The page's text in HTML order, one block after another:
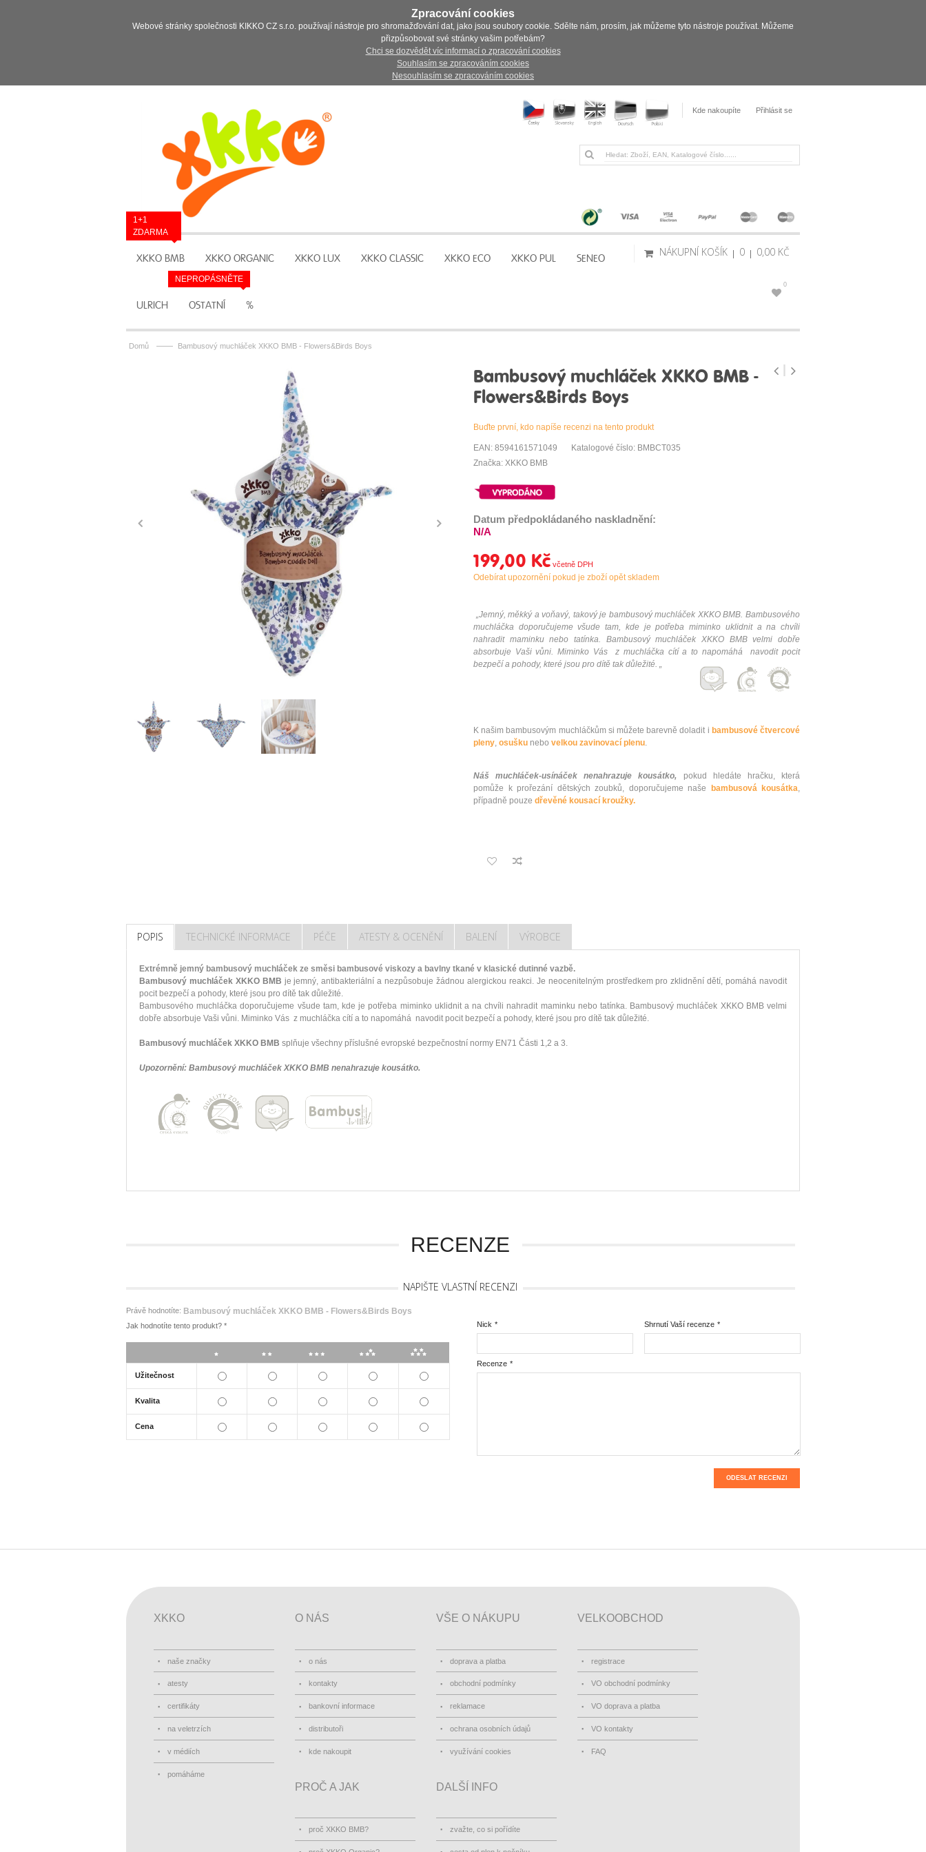
Zpracování cookies
Webové stránky společnosti KIKKO CZ s.r.o. používají nástroje pro shromažďování dat, jako jsou soubory cookie. Sdělte nám, prosím, jak můžeme tyto nástroje používat. Můžeme
přizpůsobovat své stránky vašim potřebám?
Chci se dozvědět víc informací o zpracování cookies
Souhlasím se zpracováním cookies
Nesouhlasím se zpracováním cookies
Kde nakoupíte Přihlásit se
XKKO BMB
1+1
ZDARMA
XKKO ORGANIC XKKO LUX XKKO CLASSIC XKKO ECO XKKO PUL SENEO
ULRICH OSTATNÍ %
NEPROPÁSNĚTE
NÁKUPNÍ KOŠÍK 0 0,00 KČ
0
Domů —— Bambusový muchláček XKKO BMB - Flowers&Birds Boys
Bambusový muchláček XKKO BMB -
Flowers&Birds Boys
Buďte první, kdo napíše recenzi na tento produkt
EAN: 8594161571049
Katalogové číslo: BMBCT035
Značka: XKKO BMB
Datum předpokládaného naskladnění:
N/A
199,00 Kč
Odebírat upozornění pokud je zboží opět skladem
„Jemný, měkký a voňavý, takový je bambusový muchláček XKKO BMB. Bambusového
muchláčka doporučujeme všude tam, kde je potřeba miminko uklidnit a na chvíli
nahradit maminku nebo tatínka. Bambusový muchláček XKKO BMB velmi dobře
absorbuje Vaši vůni. Miminko Vás z muchláčka cítí a to napomáhá navodit pocit
bezpečí a pohody, které jsou pro dítě tak důležité. „
K našim bambusovým muchláčkům si můžete barevně doladit i bambusové čtvercové
pleny, osušku nebo velkou zavinovací plenu.
Náš muchláček-usínáček nenahrazuje kousátko, pokud hledáte hračku, která
pomůže k prořezání dětských zoubků, doporučujeme naše
bambusová kousátka,
případně pouze dřevěné kousací kroužky.
POPIS TECHNICKÉ INFORMACE PÉČE ATESTY & OCENĚNÍ BALENÍ VÝROBCE
Extrémně jemný bambusový muchláček ze směsi bambusové viskozy a bavlny tkané v klasické dutinné vazbě.
Bambusový muchláček XKKO BMB je jemný, antibakteriální a nezpůsobuje žádnou alergickou reakci. Je neocenitelným prostředkem pro zklidnění dětí, pomáhá navodit
pocit bezpečí a pohody, které jsou pro dítě tak důležité.
Bambusového muchláčka doporučujeme všude tam, kde je potřeba miminko uklidnit a na chvíli nahradit maminku nebo tatínka. Bambusový muchláček XKKO BMB velmi
dobře absorbuje Vaši vůni. Miminko Vás z muchláčka cítí a to napomáhá navodit pocit bezpečí a pohody, které jsou pro dítě tak důležité.
Bambusový muchláček XKKO BMB splňuje všechny příslušné evropské bezpečnostní normy EN71 Části 1,2 a 3.
Upozornění: Bambusový muchláček XKKO BMB nenahrazuje kousátko.
RECENZE
NAPIŠTE VLASTNÍ RECENZI
Právě hodnotíte: Bambusový muchláček XKKO BMB - Flowers&Birds Boys
Jak hodnotíte tento produkt? *
Užitečnost
Kvalita
Cena
*
Nick *
Shrnutí Vaší recenze
*
Recenze
ODESLAT RECENZI
XKKO
naše značky
atesty
certifikáty
na veletrzích
v médiích
pomáháme
O NÁS
o nás
kontakty
bankovní informace
distributoři
kde nakoupit
VŠE O NÁKUPU
doprava a platba
obchodní podmínky
reklamace
ochrana osobních údajů
využívání cookies
VELKOOBCHOD
registrace
VO obchodní podmínky
VO doprava a platba
VO kontakty
FAQ
PROČ A JAK
proč XKKO BMB?
DALŠÍ INFO
zvažte, co si pořídíte